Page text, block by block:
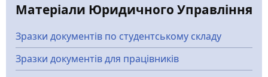
Матеріали Юридичного Управління
Зразки документів по студентському складу
Зразки документів для працівників